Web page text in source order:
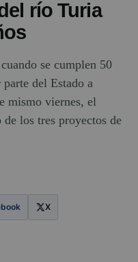
río Turia
se cumplen 50
del Estado a
mismo viernes, el
los tres proyectos de
X